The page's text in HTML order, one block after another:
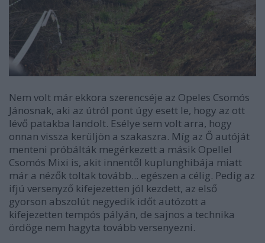
Nem volt már ekkora szerencséje az Opeles Csomós
Jánosnak, aki az útról pont úgy esett le, hogy az ott
lévő patakba landolt. Esélye sem volt arra, hogy
onnan vissza kerüljön a szakaszra. Míg az Ő autóját
menteni próbálták megérkezett a másik Opellel
Csomós Mixi is, akit innentől kuplunghibája miatt
már a nézők toltak tovább... egészen a célig. Pedig az
ifjú versenyző kifejezetten jól kezdett, az első
gyorson abszolút negyedik időt autózott a
kifejezetten tempós pályán, de sajnos a technika
ördöge nem hagyta tovább versenyezni.